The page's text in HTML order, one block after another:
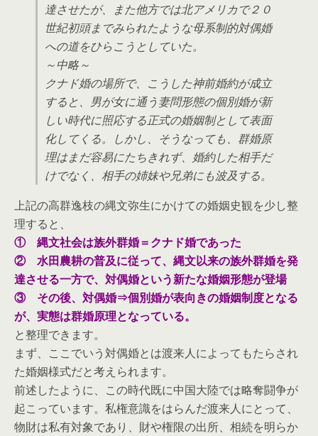
達させたが、また他方では北アメリカで２０
世紀初頭までみられたような母系制的対偶婚
への道をひらこうとしていた。
～中略～
クナド婚の場所で、こうした神前婚約が成立
すると、男が女に通う妻問形態の個別婚が新
しい時代に照応する正式の婚姻制として表面
化してくる。しかし、そうなっても、群婚原
理はまだ容易にたちきれず、婚約した相手だ
けでなく、相手の姉妹や兄弟にも波及する。
上記の高群逸枝の縄文弥生にかけての婚姻史観を少し整
理すると、
① 縄文社会は族外群婚＝クナド婚であった
② 水田農耕の普及に従って、縄文以来の族外群婚を発
達させる一方で、対偶婚という新たな婚姻形態が登場
③ その後、対偶婚⇒個別婚が表向きの婚姻制度となる
が、実態は群婚原理となっている。
と整理できます。
まず、ここでいう対偶婚とは渡来人によってもたらされ
た婚姻様式だと考えられます。
前述したように、この時代既に中国大陸では略奪闘争が
起こっています。私権意識をはらんだ渡来人にとって、
物財は私有対象であり、財や権限の出所、相続を明らか